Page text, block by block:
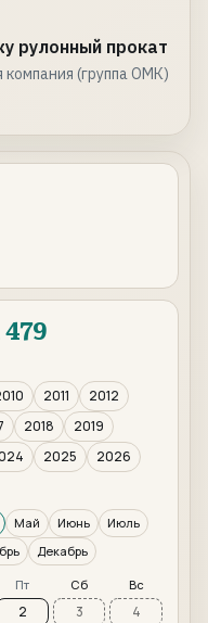
рулонный прокат
(группа ОМК)
479
2011
2012
2018
2019
2025
2026
Май Июнь
Июль
Декабрь
Пт Сб Вс
2 3
4